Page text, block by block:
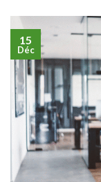
15
Déc